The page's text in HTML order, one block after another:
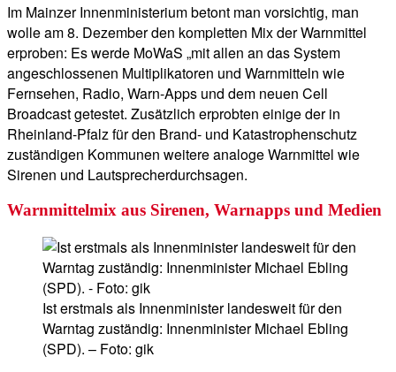
Im Mainzer Innenministerium betont man vorsichtig, man
wolle am 8. Dezember den kompletten Mix der Warnmittel
erproben: Es werde MoWaS „mit allen an das System
angeschlossenen Multiplikatoren und Warnmitteln wie
Fernsehen, Radio, Warn-Apps und dem neuen Cell
Broadcast getestet. Zusätzlich erprobten einige der in
Rheinland-Pfalz für den Brand- und Katastrophenschutz
zuständigen Kommunen weitere analoge Warnmittel wie
Sirenen und Lautsprecherdurchsagen.
Warnmittelmix aus Sirenen, Warnapps und Medien
Ist erstmals als Innenminister landesweit für den
Warntag zuständig: Innenminister Michael Ebling
(SPD). – Foto: gik